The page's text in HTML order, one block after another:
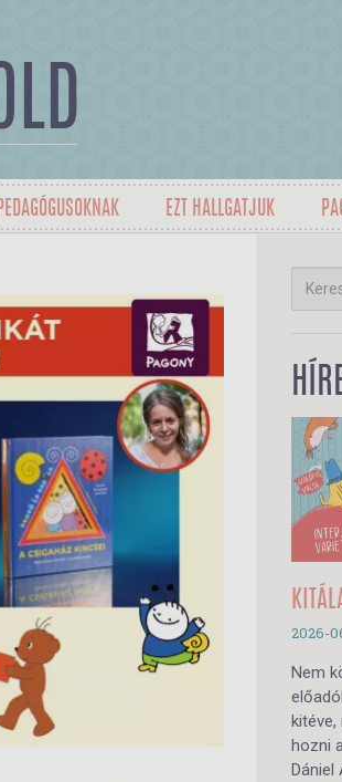
PEDAGÓGUSOKNAK EZT HALLGATJUK
2026-
Nem
kitéve,
hozni
Dániel